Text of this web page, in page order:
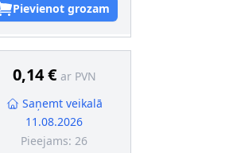
Pievienot grozam
0,14 € ar PVN
Saņemt veikalā
11.08.2026
Pieejams: 26